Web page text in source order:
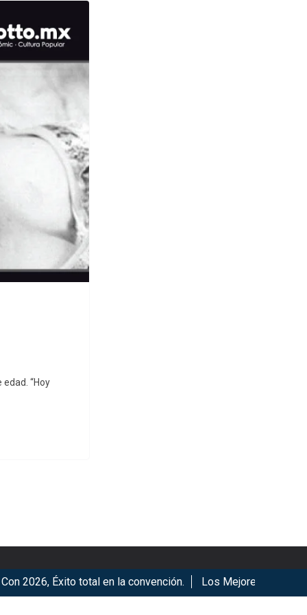
“Hoy
2026, Éxito total en la convención. Los Mejores Años de
Got it